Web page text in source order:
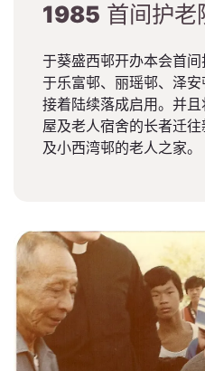
1985 首间护老
于葵盛西邨开办本会首
于乐富邨、丽瑶邨、泽
接着陆续落成启用。并
屋及老人宿舍的长者迁
及小西湾邨的老人之家。